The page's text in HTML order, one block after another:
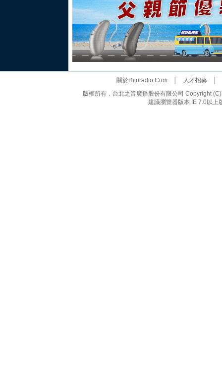
關於Hitoradio.Com│ 人才招募
版權所有，台北之音廣播股份有限公司 Copyright
建議瀏覽器版本 IE 7.0以上